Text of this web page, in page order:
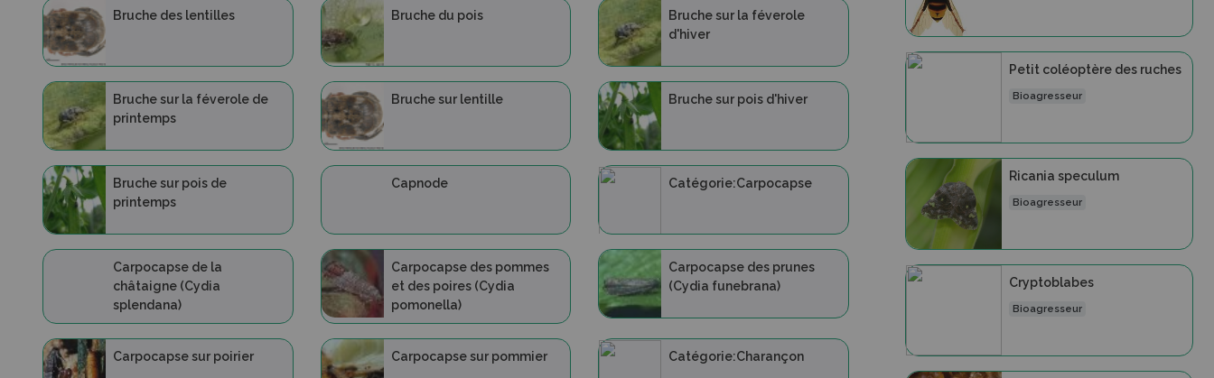
Bruche des lentilles Bruche du pois
Bruche sur la féverole
d'hiver
Bruche sur la féverole de
printemps
Bruche sur lentille Bruche sur pois d'hiver
Bruche sur pois de
printemps
Capnode Catégorie:Carpocapse
Carpocapse de la
châtaigne (Cydia
splendana)
Carpocapse des pommes
et des poires (Cydia
pomonella)
Carpocapse des prunes
(Cydia funebrana)
Carpocapse sur poirier Carpocapse sur pommier Catégorie:Charançon
Petit coléoptère des ruches
Bioagresseur
Ricania speculum
Bioagresseur
Cryptoblabes
Bioagresseur